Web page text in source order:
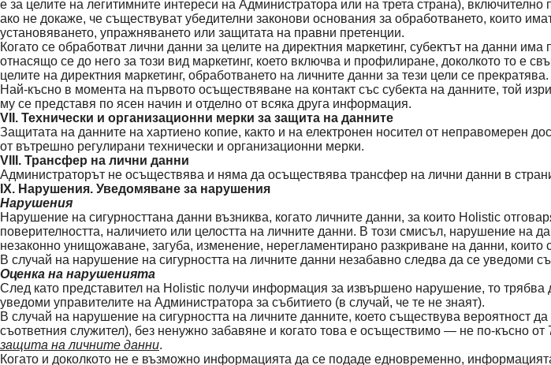
е за целите на легитимните интереси на Администратора или на трета страна),
ако не докаже, че съществуват убедителни законови основания за обработването, които
установяването, упражняването или защитата на правни претенции.
Когато се обработват лични данни за целите на директния маркетинг, субектът на данни
отнасящо се до него за този вид маркетинг, което включва и профилиране, доколкото то е
целите на директния маркетинг, обработването на личните данни за тези цели се прекратява.
Най-късно в момента на първото осъществяване на контакт със субекта на данните, той
му се представя по ясен начин и отделно от всяка друга информация.
VII. Технически и организационни мерки за защита на данните
Защитата на данните на хартиено копие, както и на електронен носител от неправомерен
от вътрешно регулирани технически и организационни мерки.
VIII. Трансфер на лични данни
Администраторът не осъществява и няма да осъществява трансфер на лични данни в
IX. Нарушения. Уведомяване за нарушения
Нарушения
Нарушение на сигурносттана данни възниква, когато личните данни, за които Holistic
поверителността, наличието или целостта на личните данни. В този смисъл, нарушение на
незаконно унищожаване, загуба, изменение, нерегламентирано разкриване на данни, които
В случай на нарушение на сигурността на личните данни незабавно следва да се уведоми
Оценка на нарушенията
След като представител на Holistic получи информация за извършено нарушение, то
уведоми управителите на Администратора за събитието (в случай, че те не знаят).
В случай на нарушение на сигурността на личните данните, което съществува вероятност
съответния служител), без ненужно забавяне и когато това е осъществимо — не по-късно
защита на личните данни.
Когато и доколкото не е възможно информацията да се подаде едновременно,